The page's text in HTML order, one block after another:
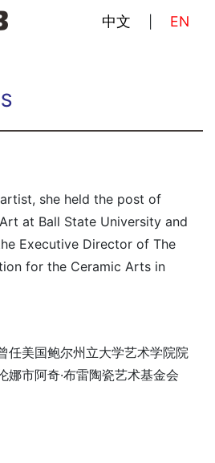
中文 EN
she held the post of
at Ball State University and
Executive Director of The
for the Ceramic Arts in
任美国鲍尔州立大学艺术学院院
娜市阿奇·布雷陶瓷艺术基金会